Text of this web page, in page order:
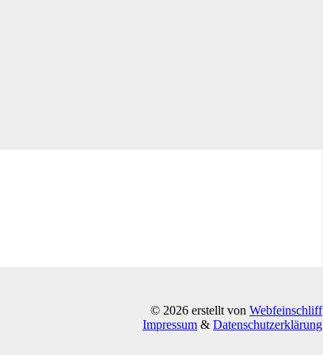
© 2026 erstellt von Webfeinschliff
Impressum& Datenschutzerklärung